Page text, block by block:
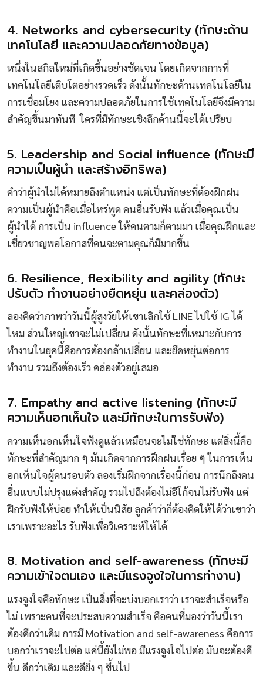
4. Networks and cybersecurity (ทักษะด้าน
เทคโนโลยี และความปลอดภัยทางข้อมูล)
หนึ่งในสกิลใหม่ที่เกิดขึ้นอย่างชัดเจน โดยเกิดจากการที่
เทคโนโลยีเติบโตอย่างรวดเร็ว ดังนั้นทักษะด้านเทคโนโลยีใน
การเชื่อมโยง และความปลอดภัยในการใช้เทคโนโลยีจึงมีความ
สำคัญขึ้นมาทันที ใครที่มีทักษะเชิงลึกด้านนี้จะได้เปรียบ
5. Leadership and Social influence (ทักษะมี
ความเป็นผู้นำ และสร้างอิทธิพล)
คำว่าผู้นำไม่ได้หมายถึงตำแหน่ง แต่เป็นทักษะที่ต้องฝึกฝน
ความเป็นผู้นำคือเมื่อไหร่พูด คนอื่นรับฟัง แล้วเมื่อคุณเป็น
ผู้นำได้ การเป็น influence ให้คนตามก็ตามมา เมื่อคุณฝึกและ
เชี่ยวชาญพอโอกาสที่คนจะตามคุณก็มีมากขึ้น
6. Resilience, flexibility and agility (ทักษะ
ปรับตัว ทำงานอย่างยืดหยุ่น และคล่องตัว)
ลองคิดว่าภาพว่าวันนี้ผู้สูงวัยให้เขาเลิกใช้ LINE ไปใช้ IG ได้
ไหม ส่วนใหญ่เขาจะไม่เปลี่ยน ดังนั้นทักษะที่เหมาะกับการ
ทำงานในยุคนี้คือการต้องกล้าเปลี่ยน และยืดหยุ่นต่อการ
ทำงาน รวมถึงต้องเร็ว คล่องตัวอยู่เสมอ
7. Empathy and active listening (ทักษะมี
ความเห็นอกเห็นใจ และมีทักษะในการรับฟัง)
ความเห็นอกเห็นใจฟังดูแล้วเหมือนจะไม่ใช่ทักษะ แต่สิ่งนี้คือ
ทักษะที่สำคัญมาก ๆ มันเกิดจากการฝึกฝนเรื่อย ๆ ในการเห็น
อกเห็นใจผู้คนรอบตัว ลองเริ่มฝึกจากเรื่องนี้ก่อน การนึกถึงคน
อื่นแบบไม่ปรุงแต่งสำคัญ รวมไปถึงต้องไม่อีโก้จนไม่รับฟัง แต่
ฝึกรับฟังให้บ่อย ทำให้เป็นนิสัย ลูกค้าว่าก็ต้องคิดให้ได้ว่าเขาว่า
เราเพราะอะไร รับฟังเพื่อวิเคราะห์ให้ได้
8. Motivation and self-awareness (ทักษะมี
ความเข้าใจตนเอง และมีแรงจูงใจในการทำงาน)
แรงจูงใจคือทักษะ เป็นสิ่งที่จะบ่งบอกเราว่า เราจะสำเร็จหรือ
ไม่ เพราะคนที่จะประสบความสำเร็จ คือคนที่มองว่าวันนี้เรา
ต้องดีกว่าเดิม การมี Motivation and self-awareness คือการ
บอกว่าเราจะไปต่อ แค่นี้ยังไม่พอ มีแรงจูงใจไปต่อ มันจะต้องดี
ขึ้น ดีกว่าเดิม และดียิ่ง ๆ ขึ้นไป